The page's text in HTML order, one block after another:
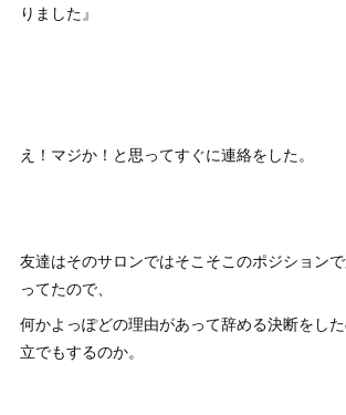
りました』
え！マジか！と思ってすぐに連絡をした。
友達はそのサロンではそこそこのポジション
ってたので、
何かよっぽどの理由があって辞める決断をし
立でもするのか。